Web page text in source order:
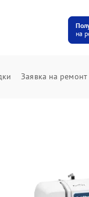
на
Заявка на ремонт